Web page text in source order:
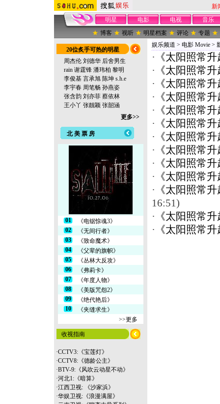
新
明星
电影 电视
音乐
博客
视听 明星档案 评论 专题
20位炙手可热的明星
周杰伦 刘德华 后舍男生
rain 谢霆锋 潘玮柏 黎明
李俊基 言承旭 陈坤 s.h.e
李宇春 周笔畅 孙燕姿
张含韵 刘亦菲 蔡依林
王小丫 张靓颖 张韶涵
更多>>
北 美 票 房
01
《电锯惊魂3》
02
《无间行者》
03
《致命魔术》
04
《父辈的旗帜》
05
《丛林大反攻》
06
《弗莉卡》
07
《年度人物》
08
《美版咒怨2》
09
《绝代艳后》
10
《夹缝求生》
>>更多
收视指南
·CCTV3:《宝莲灯》
·CCTV8:《德龄公主》
·BTV-9:《风吹云动星不动》
·河北1:《暗算》
·江西卫视: 《沙家浜》
·华娱卫视:《浪漫满屋》
娱乐频道 > 电影 Movie >
· 《太阳照常
· 《太阳照常
· 《太阳照常
· 《太阳照常
· 《太阳照常
· 《太阳照常
· 《太阳照常
· 《太阳照常
· 《太阳照常
· 《太阳照常
· 《太阳照常
16:51)
· 《太阳照常
· 《太阳照常